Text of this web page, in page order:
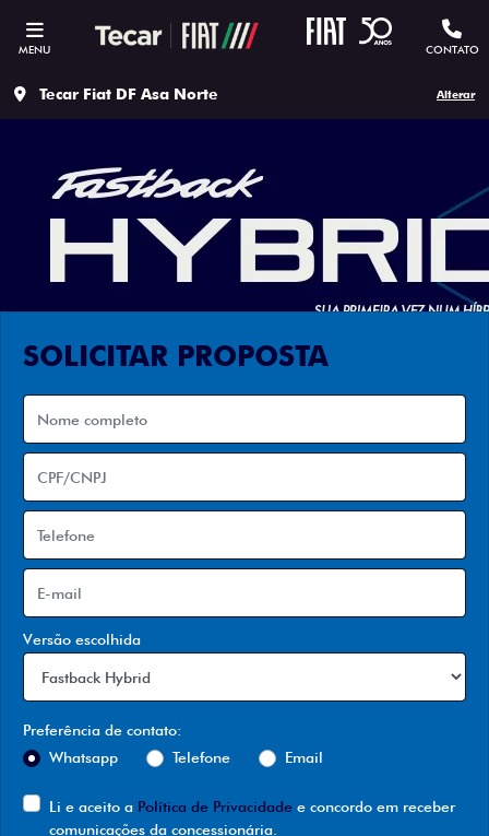
MENU CONTATO
Tecar Fiat DF Asa Norte Alterar
SOLICITAR PROPOSTA
Versão escolhida
Preferência de contato:
Whatsapp
Telefone Email
Li e aceito a Política de Privacidade e concordo em receber
comunicações da concessionária.